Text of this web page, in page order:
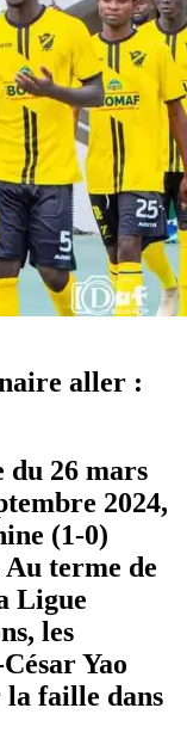
aller :
du 26 mars
2024,
(1-0)
terme de
Ligue
les
Yao
faille dans